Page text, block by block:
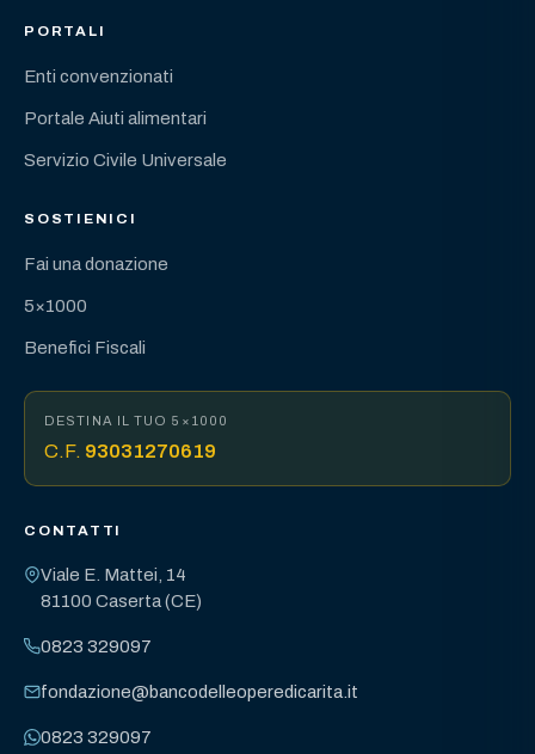
PORTALI
Enti convenzionati
Portale Aiuti alimentari
Servizio Civile Universale
SOSTIENICI
Fai una donazione
5×1000
Benefici Fiscali
DESTINA IL TUO 5×1000
C.F. 93031270619
CONTATTI
Viale E. Mattei, 14
81100 Caserta (CE)
0823 329097
fondazione@bancodelleoperedicarita.it
0823 329097